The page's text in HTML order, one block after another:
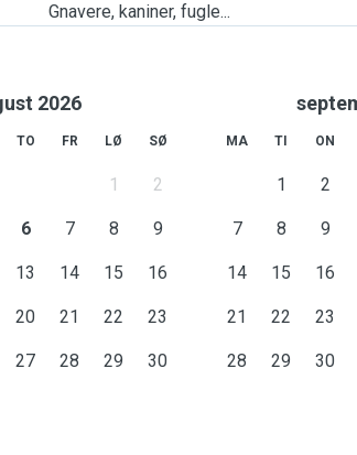
Gnavere, kaniner, fugle...
2026
TO FR LØ SØ
1 2
6 7 8 9
13 14 15 16
20 21 22 23
27 28 29 30
MA TI ON
1 2
7 8 9
14 15 16
21 22 23
28 29 30